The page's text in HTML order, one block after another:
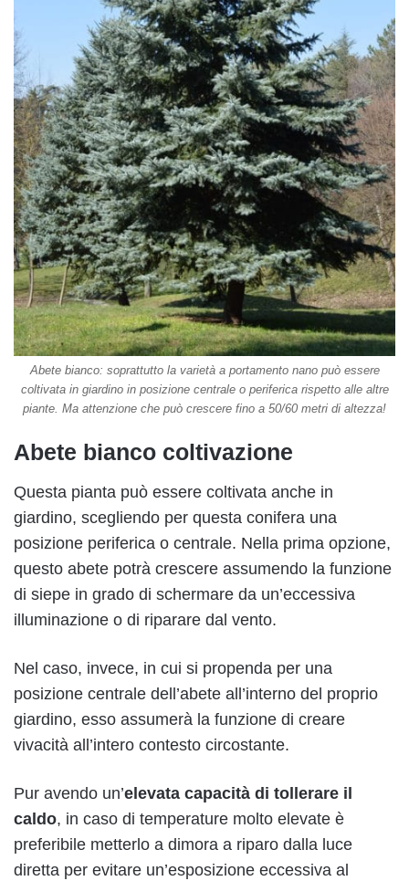
Abete bianco: soprattutto la varietà a portamento nano può essere
coltivata in giardino in posizione centrale o periferica rispetto alle altre
piante. Ma attenzione che può crescere fino a 50/60 metri di altezza!
Abete bianco coltivazione
Questa pianta può essere coltivata anche in
giardino, scegliendo per questa conifera una
posizione periferica o centrale. Nella prima opzione,
questo abete potrà crescere assumendo la funzione
di siepe in grado di schermare da un’eccessiva
illuminazione o di riparare dal vento.
Nel caso, invece, in cui si propenda per una
posizione centrale dell’abete all’interno del proprio
giardino, esso assumerà la funzione di creare
vivacità all’intero contesto circostante.
Pur avendo un’elevata capacità di tollerare il
caldo, in caso di temperature molto elevate è
preferibile metterlo a dimora a riparo dalla luce
diretta per evitare un’esposizione eccessiva al